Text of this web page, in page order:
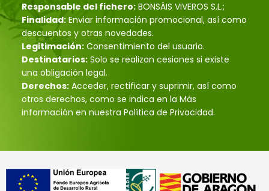
Responsable del fichero: BONSÁIS VIVEROS S.L.;
Finalidad: Enviar información promocional, así como
descuentos y otras novedades.
Legitimación: Consentimiento del usuario.
Destinatarios: Solo se realizan cesiones si existe
una obligación legal.
Derechos: Acceder, rectificar y suprimir, así como
otros derechos, como se indica en la Más
información en nuestra Política de Privacidad.